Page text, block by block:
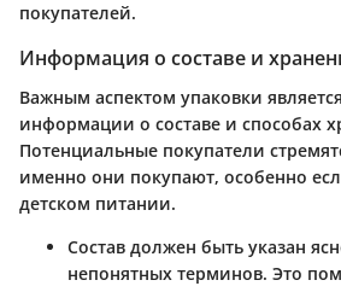
покупателей.
Информация о составе и
Важным аспектом упаковки
информации о составе и способах
Потенциальные покупатели
именно они покупают, особенно
детском питании.
Состав должен быть указан
непонятных терминов. Это